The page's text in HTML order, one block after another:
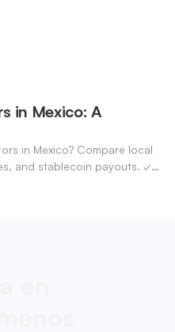
in Mexico: A
in Mexico? Compare local
and stablecoin payouts. ✓